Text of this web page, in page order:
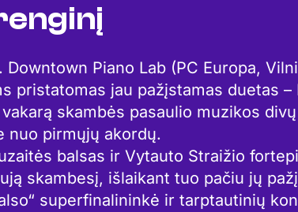
Downtown Piano Lab (PC Europa,
pristatomas jau pažįstamas duetas
skambės pasaulio muzikos
nuo pirmųjų akordų.
balsas ir Vytauto Straižio
skambesį, išlaikant tuo pačiu jų
superfinalininkė ir tarptautinių